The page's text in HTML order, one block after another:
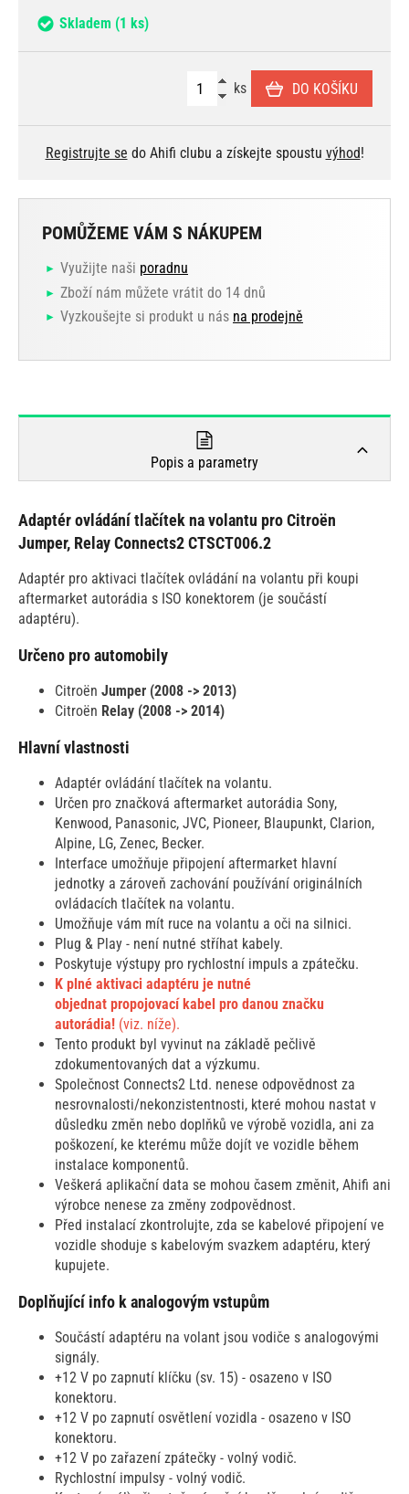
Skladem (1 ks)
ks DO KOŠÍKU
Registrujte se do Ahifi clubu a získejte spoustu výhod!
POMŮŽEME VÁM S NÁKUPEM
Využijte naši poradnu
Zboží nám můžete vrátit do 14 dnů
Vyzkoušejte si produkt u nás na prodejně
Popis a parametry
Adaptér ovládání tlačítek na volantu pro Citroën
Jumper, Relay Connects2 CTSCT006.2
Adaptér pro aktivaci tlačítek ovládání na volantu při koupi
aftermarket autorádia s ISO konektorem (je součástí
adaptéru).
Určeno pro automobily
Citroën Jumper (2008 -> 2013)
Citroën Relay (2008 -> 2014)
Hlavní vlastnosti
Adaptér ovládání tlačítek na volantu.
Určen pro značková aftermarket autorádia Sony,
Kenwood, Panasonic, JVC, Pioneer, Blaupunkt, Clarion,
Alpine, LG, Zenec, Becker.
Interface umožňuje připojení aftermarket hlavní
jednotky a zároveň zachování používání originálních
ovládacích tlačítek na volantu.
Umožňuje vám mít ruce na volantu a oči na silnici.
Plug & Play - není nutné stříhat kabely.
Poskytuje výstupy pro rychlostní impuls a zpátečku.
K plné aktivaci adaptéru je nutné
objednat propojovací kabel pro danou značku
autorádia! (viz. níže).
Tento produkt byl vyvinut na základě pečlivě
zdokumentovaných dat a výzkumu.
Společnost Connects2 Ltd. nenese odpovědnost za
nesrovnalosti/nekonzistentnosti, které mohou nastat v
důsledku změn nebo doplňků ve výrobě vozidla, ani za
poškození, ke kterému může dojít ve vozidle během
instalace komponentů.
Veškerá aplikační data se mohou časem změnit, Ahifi ani
výrobce nenese za změny zodpovědnost.
Před instalací zkontrolujte, zda se kabelové připojení ve
vozidle shoduje s kabelovým svazkem adaptéru, který
kupujete.
Doplňující info k analogovým vstupům
Součástí adaptéru na volant jsou vodiče s analogovými
signály.
+12 V po zapnutí klíčku (sv. 15) - osazeno v ISO
konektoru.
+12 V po zapnutí osvětlení vozidla - osazeno v ISO
konektoru.
+12 V po zařazení zpátečky - volný vodič.
Rychlostní impulsy - volný vodič.